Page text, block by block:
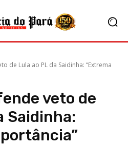
de Lula ao PL da Saidinha: “Extrema
veto de
Saidinha: